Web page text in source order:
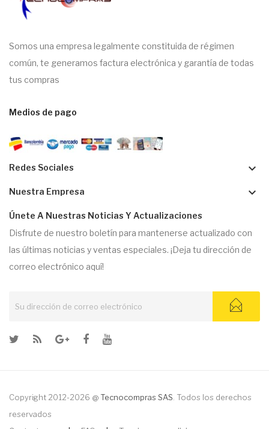
Somos una empresa legalmente constituida de régimen
común, te generamos factura electrónica y garantía de todas
tus compras
Medios de pago
Redes Sociales keyboard_arrow_down
Nuestra Empresa keyboard_arrow_down
Únete A Nuestras Noticias Y Actualizaciones
Disfrute de nuestro boletín para mantenerse actualizado con
las últimas noticias y ventas especiales. ¡Deja tu dirección de
correo electrónico aquí!
Copyright 2012-2026 @ Tecnocompras SAS . Todos los derechos
reservados